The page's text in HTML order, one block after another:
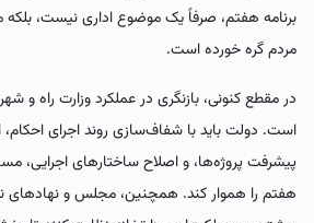
برنامه هفتم، صرفاً یک موضوع اداری نیست، بلکه
مردم گره خورده است.
در مقطع کنونی، بازنگری در عملکرد وزارت راه و
است. دولت باید با شفاف‌سازی روند اجرای احکام،
پیشرفت پروژه‌ها، و اصلاح ساختارهای اجرایی،
هفتم را هموار کند. همچنین، مجلس و نهادهای